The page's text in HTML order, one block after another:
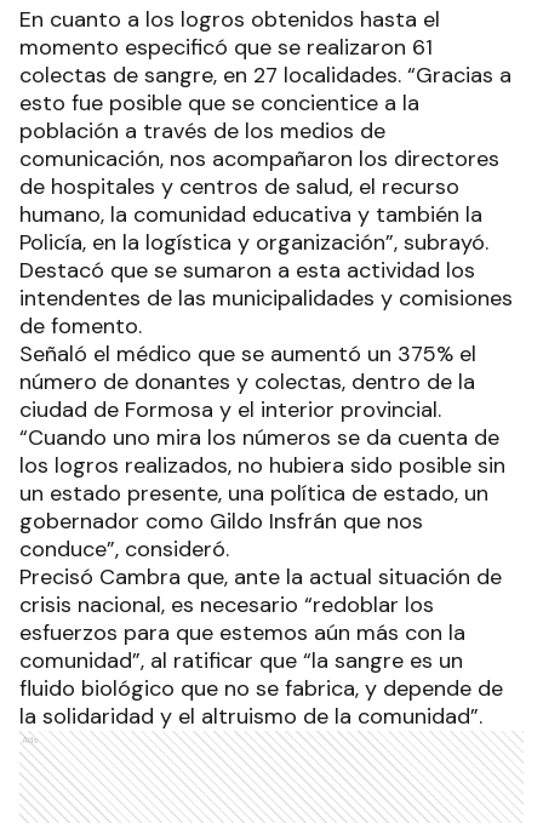
En cuanto a los logros obtenidos hasta el
momento especificó que se realizaron 61
colectas de sangre, en 27 localidades. “Gracias a
esto fue posible que se concientice a la
población a través de los medios de
comunicación, nos acompañaron los directores
de hospitales y centros de salud, el recurso
humano, la comunidad educativa y también la
Policía, en la logística y organización”, subrayó.
Destacó que se sumaron a esta actividad los
intendentes de las municipalidades y comisiones
de fomento.
Señaló el médico que se aumentó un 375% el
número de donantes y colectas, dentro de la
ciudad de Formosa y el interior provincial.
“Cuando uno mira los números se da cuenta de
los logros realizados, no hubiera sido posible sin
un estado presente, una política de estado, un
gobernador como Gildo Insfrán que nos
conduce”, consideró.
Precisó Cambra que, ante la actual situación de
crisis nacional, es necesario “redoblar los
esfuerzos para que estemos aún más con la
comunidad”, al ratificar que “la sangre es un
fluido biológico que no se fabrica, y depende de
la solidaridad y el altruismo de la comunidad”.
Ads